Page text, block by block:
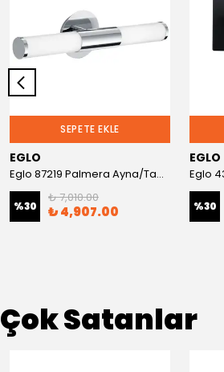
SEPETE EKLE
EGLO
Eglo 87219 Palmera Ayna/Tablo Aplik
%30
₺ 7,010.00
₺ 4,907.00
EGLO
%30
Çok Satanlar